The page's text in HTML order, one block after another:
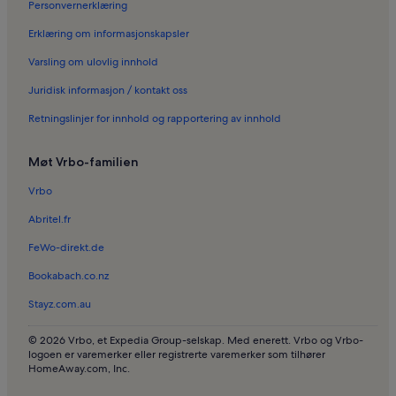
Ferieboliger i Pullach im Isartal
Ferieboliger i Dachau
Ferieboliger i Siemens hovedkontor
Personvernerklæring
Erklæring om informasjonskapsler
Varsling om ulovlig innhold
Juridisk informasjon / kontakt oss
Retningslinjer for innhold og rapportering av innhold
Møt Vrbo-familien
Vrbo
Abritel.fr
FeWo-direkt.de
Bookabach.co.nz
Stayz.com.au
© 2026 Vrbo, et Expedia Group-selskap. Med enerett. Vrbo og Vrbo-
logoen er varemerker eller registrerte varemerker som tilhører
HomeAway.com, Inc.